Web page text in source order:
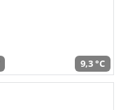
9,3 °C